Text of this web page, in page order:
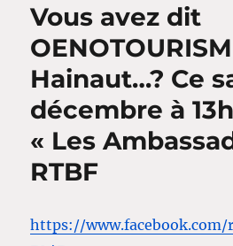
Vous avez dit
Hainaut…? Ce
décembre à
« Les
RTBF
https://www.facebook.com/